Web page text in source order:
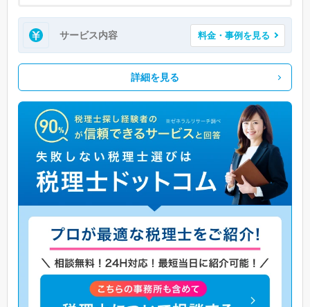
サービス内容 料金・事例を見る
詳細を見る